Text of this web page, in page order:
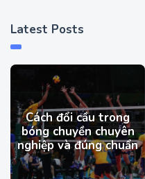
Latest Posts
Cách đổi cầu trong
bóng chuyền chuyên
nghiệp và đúng chuẩn